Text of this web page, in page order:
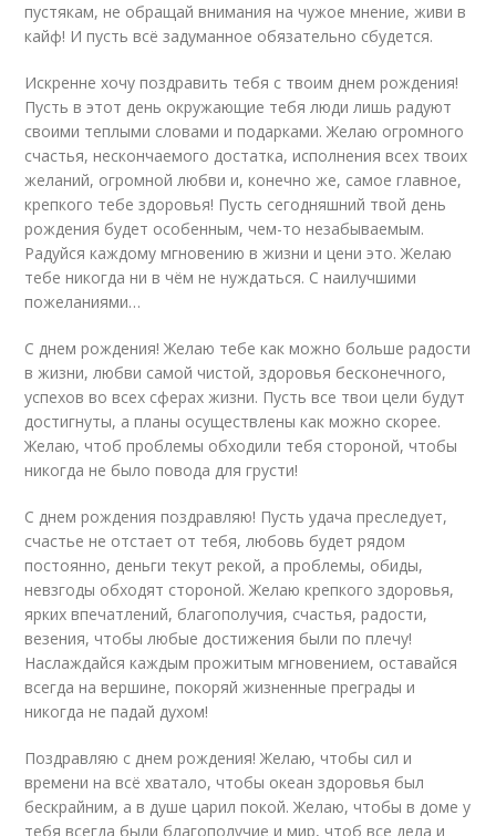
пустякам, не обращай внимания на чужое мнение, живи в
кайф! И пусть всё задуманное обязательно сбудется.
Искренне хочу поздравить тебя с твоим днем рождения!
Пусть в этот день окружающие тебя люди лишь радуют
своими теплыми словами и подарками. Желаю огромного
счастья, нескончаемого достатка, исполнения всех твоих
желаний, огромной любви и, конечно же, самое главное,
крепкого тебе здоровья! Пусть сегодняшний твой день
рождения будет особенным, чем-то незабываемым.
Радуйся каждому мгновению в жизни и цени это. Желаю
тебе никогда ни в чём не нуждаться. С наилучшими
пожеланиями…
С днем рождения! Желаю тебе как можно больше радости
в жизни, любви самой чистой, здоровья бесконечного,
успехов во всех сферах жизни. Пусть все твои цели будут
достигнуты, а планы осуществлены как можно скорее.
Желаю, чтоб проблемы обходили тебя стороной, чтобы
никогда не было повода для грусти!
С днем рождения поздравляю! Пусть удача преследует,
счастье не отстает от тебя, любовь будет рядом
постоянно, деньги текут рекой, а проблемы, обиды,
невзгоды обходят стороной. Желаю крепкого здоровья,
ярких впечатлений, благополучия, счастья, радости,
везения, чтобы любые достижения были по плечу!
Наслаждайся каждым прожитым мгновением, оставайся
всегда на вершине, покоряй жизненные преграды и
никогда не падай духом!
Поздравляю с днем рождения! Желаю, чтобы сил и
времени на всё хватало, чтобы океан здоровья был
бескрайним, а в душе царил покой. Желаю, чтобы в доме у
тебя всегда были благополучие и мир, чтоб все дела и